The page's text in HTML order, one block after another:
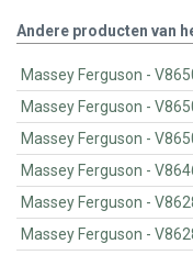
Andere producten van